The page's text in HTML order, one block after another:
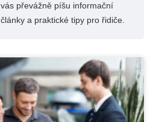
vás převážně píšu informační
články a praktické tipy pro řidiče.